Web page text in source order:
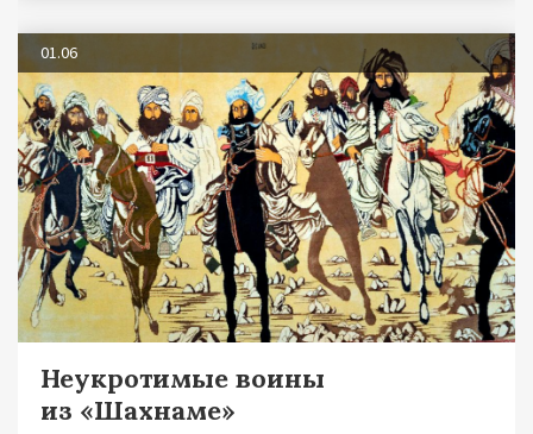
01.06
Неукротимые воины
из «Шахнаме»